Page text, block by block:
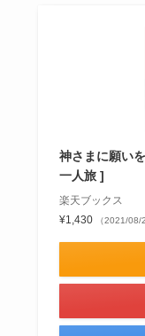
神さまに願い
一人旅 ]
楽天ブックス
¥1,430
（2021/08/